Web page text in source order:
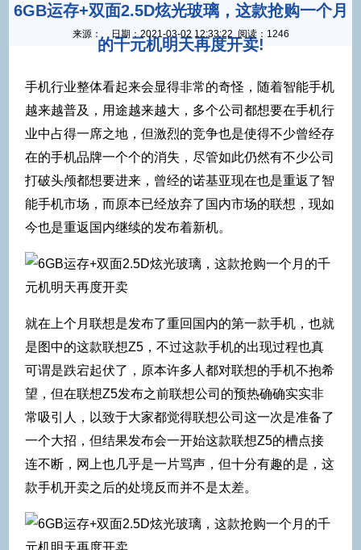
6GB运存+双面2.5D炫光玻璃，这款抢购一个月
的千元机明天再度开卖!
来源： 日期： 2021-03-02 12:33:22 阅读：1246
手机行业整体看起来会显得非常的奇怪，随着智能手机
越来越普及，用途越来越大，多个公司都想要在手机行
业中占得一席之地，但激烈的竞争也是使得不少曾经存
在的手机品牌一个个的消失，尽管如此仍然有不少公司
打破头颅都想要进来，曾经的诺基亚现在也是重返了智
能手机市场，而原本已经放弃了国内市场的联想，现如
今也是重返国内继续的发布着新机。
就在上个月联想是发布了重回国内的第一款手机，也就
是图中的这款联想Z5，不过这款手机的出现过程也真
可谓是跌宕起伏了，原本许多人都对联想的手机不抱希
望，但在联想Z5发布之前联想公司的预热确确实实非
常吸引人，以致于大家都觉得联想公司这一次是准备了
一个大招，但结果发布会一开始这款联想Z5的槽点接
连不断，网上也几乎是一片骂声，但十分有趣的是，这
款手机开卖之后的处境反而并不是太差。